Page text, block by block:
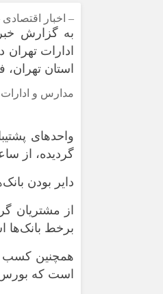
– اخبار اقتصادی
به گزارش
استان
مدارس و ادارات تهران
واحدهای
گردیده، از ساعت 9 الی 12 به‌منظور خدمت‌رسانی به مشتریان
دایر بودن
از مشتریان
برخط بانک‌ها
همچنین کسب
است که